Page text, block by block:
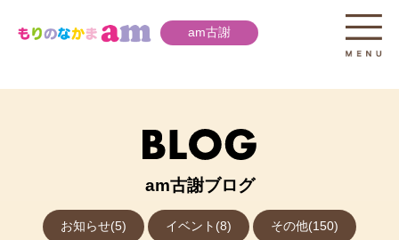
am古謝
am古謝ブログ
お知らせ(5) イベント(8) その他(150)